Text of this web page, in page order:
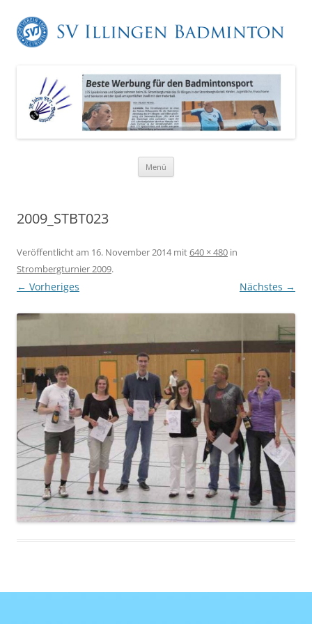
Menü
2009_STBT023
Veröffentlicht am 16. November 2014mit640 × 480 in
Strombergturnier 2009.
← Vorheriges Nächstes →